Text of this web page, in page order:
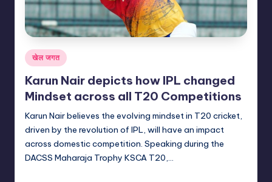
Posted
in
खेल जगत
Karun Nair depicts how IPL changed
Mindset across all T20 Competitions
Karun Nair believes the evolving mindset in T20 cricket,
driven by the revolution of IPL, will have an impact
across domestic competition. Speaking during the
DACSS Maharaja Trophy KSCA T20,…